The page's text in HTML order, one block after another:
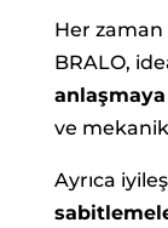
Her zaman
BRALO,
ve
Ayrıca